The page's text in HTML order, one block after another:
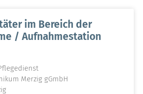
im Bereich der
/ Aufnahmestation
Merzig gGmbH